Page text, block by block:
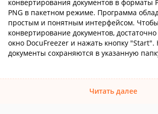
конвертирования документов в форматы
PNG в пакетном режиме. Программа
простым и понятным интерфейсом.
конвертирование документов,
окно DocuFreezer и нажать кнопку
документы сохраняются в указанную
Читать далее